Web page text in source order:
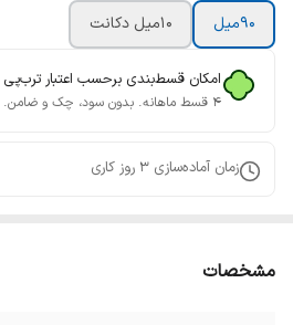
90میل
10میل دکانت
امکان قسط‌بندی برحسب اعتبار ترب‌پی
۴ قسط ماهانه. بدون سود، چک و ضامن.
زمان آماده‌سازی 3 روز کاری
مشخصات